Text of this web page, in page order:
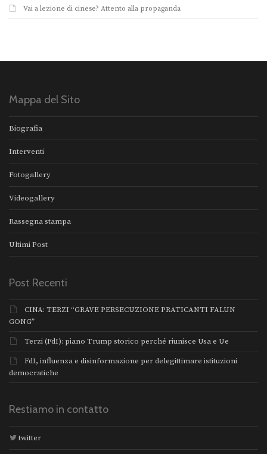
Vai a lezione di cinese? Attento alla propaganda
Mappa del Sito
Biografia
Interventi
Fotogallery
Videogallery
Rassegna stampa
Ultimi Post
Post Recenti
CINA: TERZI “GRAVE PERSECUZIONE PRATICANTI FALUN
GONG”
Terzi (FdI): piano Trump storico perché riunisce Usa e Ue
FdI, influenza e disinformazione per delegittimare istituzioni
democratiche
Restiamo in contatto
twitter